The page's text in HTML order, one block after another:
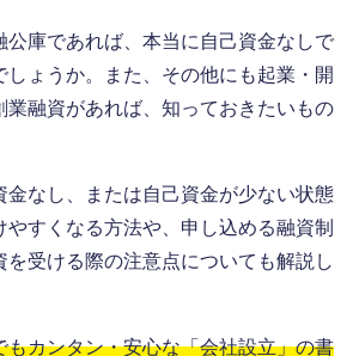
公庫であれば、本当に自己資金なしで
しょうか。また、その他にも起業・開
業融資があれば、知っておきたいもの
金なし、または自己資金が少ない状態
やすくなる方法や、申し込める融資制
を受ける際の注意点についても解説し
もカンタン・安心な「会社設立」の書